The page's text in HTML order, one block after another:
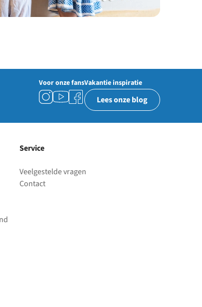
Voor onze fansVakantie inspiratie
Lees onze blog
Service
Veelgestelde vragen
Contact